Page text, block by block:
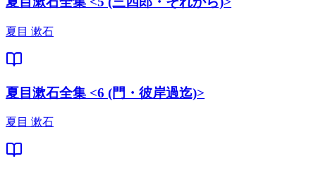
夏目 漱石
夏目漱石全集 <6 (門・彼岸過迄)>
夏目 漱石